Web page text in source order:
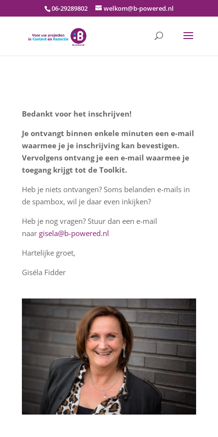
06-29289802 welkom@b-powered.nl
Bedankt voor het inschrijven!
Je ontvangt binnen enkele minuten een e-mail
waarmee je je inschrijving kan bevestigen.
Vervolgens ontvang je een e-mail waarmee je
toegang krijgt tot de Toolkit.
Heb je niets ontvangen? Soms belanden e-mails in
de spambox, wil je daar even inkijken?
Heb je nog vragen? Stuur dan een e-mail
naar gisela@b-powered.nl
Hartelijke groet,
Giséla Fidder